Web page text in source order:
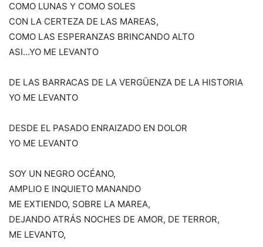
COMO LUNAS Y COMO SOLES
CON LA CERTEZA DE LAS MAREAS,
COMO LAS ESPERANZAS BRINCANDO ALTO
ASI…YO ME LEVANTO
DE LAS BARRACAS DE LA VERGÜENZA DE LA HISTORIA
YO ME LEVANTO
DESDE EL PASADO ENRAIZADO EN DOLOR
YO ME LEVANTO
SOY UN NEGRO OCÉANO,
AMPLIO E INQUIETO MANANDO
ME EXTIENDO, SOBRE LA MAREA,
DEJANDO ATRÁS NOCHES DE AMOR, DE TERROR,
ME LEVANTO,